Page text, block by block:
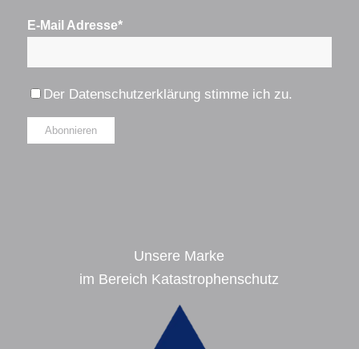
E-Mail Adresse*
Der Datenschutzerklärungstimme ich zu.
Unsere Marke
im Bereich Katastrophenschutz